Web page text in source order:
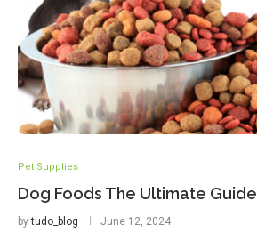
Pet Supplies
Dog Foods The Ultimate Guide
bytudo_blog June 12, 2024